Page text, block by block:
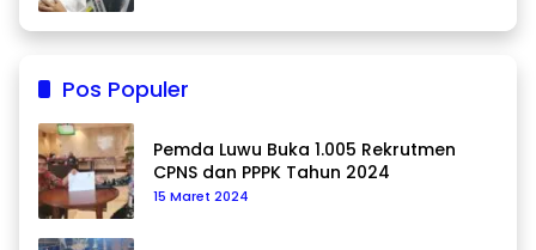
Pos Populer
Pemda Luwu Buka 1.005 Rekrutmen
CPNS dan PPPK Tahun 2024
15 Maret 2024